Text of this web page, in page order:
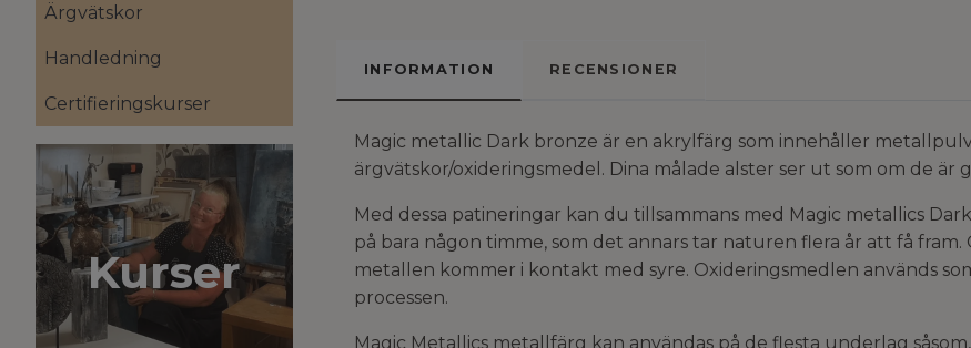
Ärgvätskor
Handledning
Certifieringskurser
Kurser
INFORMATION RECENSIONER
Magic metallic Dark bronze är en akrylfärg som innehåller
ärgvätskor/oxideringsmedel. Dina målade alster ser ut som om de är
Med dessa patineringar kan du tillsammans med Magic metallics
på bara någon timme, som det annars tar naturen flera år att få
metallen kommer i kontakt med syre. Oxideringsmedlen används
processen.
Magic Metallics metallfärg kan användas på de flesta underlag